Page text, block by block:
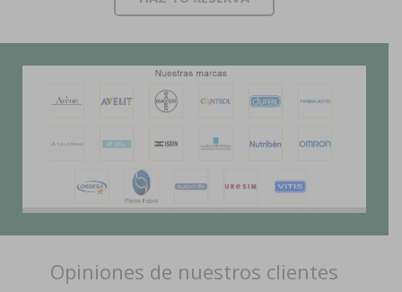
Opiniones de nuestros clientes